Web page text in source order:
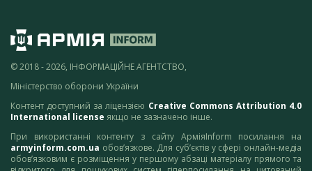
© 2018 - 2026, ІНФОРМАЦІЙНЕ АГЕНТСТВО,
Міністерство оборони України
Контент доступний за ліцензією Creative Commons Attribution 4.0
International license якщо не зазначено інше.
При використанні контенту з сайту АрміяInform посилання на
armyinform.com.ua обов’язкове. Для суб’єктів у сфері онлайн-медіа
обов’язковим є розміщення у першому абзаці матеріалу прямого та